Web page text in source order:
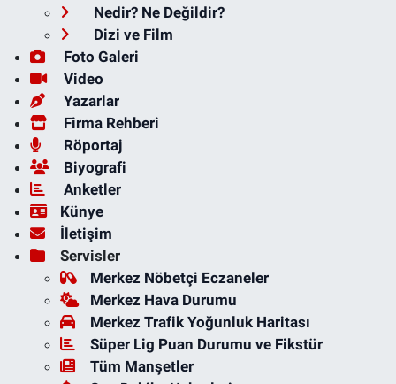
Nedir? Ne Değildir?
Dizi ve Film
Foto Galeri
Video
Yazarlar
Firma Rehberi
Röportaj
Biyografi
Anketler
Künye
İletişim
Servisler
Merkez Nöbetçi Eczaneler
Merkez Hava Durumu
Merkez Trafik Yoğunluk Haritası
Süper Lig Puan Durumu ve Fikstür
Tüm Manşetler